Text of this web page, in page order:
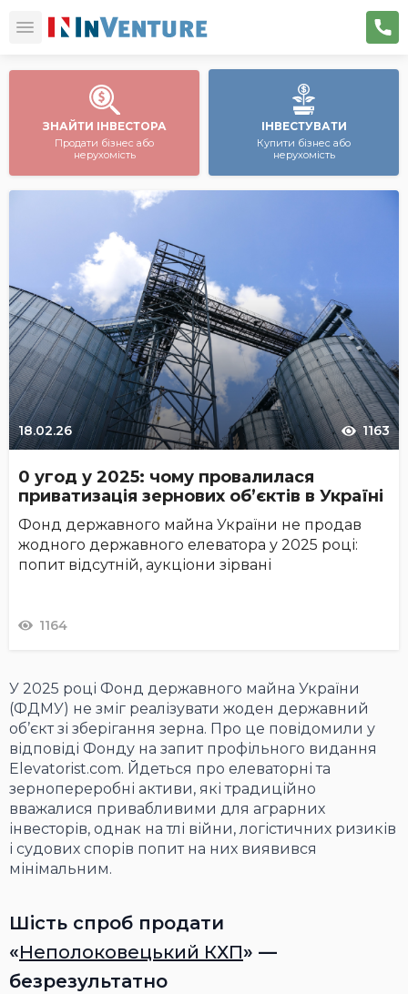
ЗНАЙТИ ІНВЕСТОРА
Продати бізнес або
нерухомість
ІНВЕСТУВАТИ
Купити бізнес або
нерухомість
18.02.26 1163
0 угод у 2025: чому провалилася
приватизація зернових об’єктів в Україні
Фонд державного майна України не продав
жодного державного елеватора у 2025 році:
попит відсутній, аукціони зірвані
1164
У 2025 році Фонд державного майна України
(ФДМУ) не зміг реалізувати жоден державний
об’єкт зі зберігання зерна. Про це повідомили у
відповіді Фонду на запит профільного видання
Elevatorist.com. Йдеться про елеваторні та
зернопереробні активи, які традиційно
вважалися привабливими для аграрних
інвесторів, однак на тлі війни, логістичних ризиків
і судових спорів попит на них виявився
мінімальним.
Шість спроб продати
«Неполоковецький КХП» —
безрезультатно